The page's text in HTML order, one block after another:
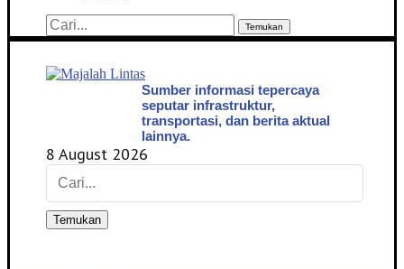
Temukan
Sumber informasi tepercaya
seputar infrastruktur,
transportasi, dan berita aktual
lainnya.
8 August 2026
Temukan